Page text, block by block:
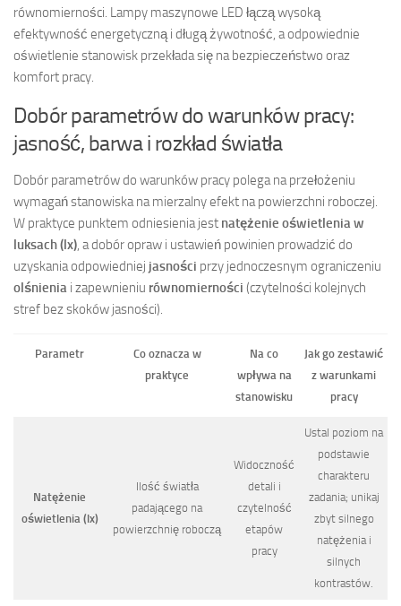
równomierności. Lampy maszynowe LED łączą wysoką
efektywność energetyczną i długą żywotność, a odpowiednie
oświetlenie stanowisk przekłada się na bezpieczeństwo oraz
komfort pracy.
Dobór parametrów do warunków pracy:
jasność, barwa i rozkład światła
Dobór parametrów do warunków pracy polega na przełożeniu
wymagań stanowiska na mierzalny efekt na powierzchni roboczej.
W praktyce punktem odniesienia jest natężenie oświetlenia w
luksach (lx), a dobór opraw i ustawień powinien prowadzić do
uzyskania odpowiedniej jasności przy jednoczesnym ograniczeniu
olśnienia i zapewnieniu równomierności (czytelności kolejnych
stref bez skoków jasności).
Parametr
Co oznacza w
praktyce
Na co
wpływa na
stanowisku
Jak go zestawić
z warunkami
pracy
Natężenie
oświetlenia (lx)
Ilość światła
padającego na
powierzchnię roboczą
Widoczność
detali i
czytelność
etapów
pracy
Ustal poziom na
podstawie
charakteru
zadania; unikaj
zbyt silnego
natężenia i
silnych
kontrastów.